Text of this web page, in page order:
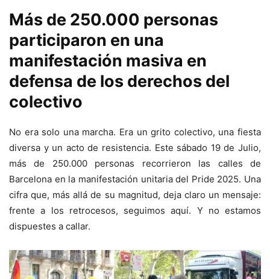
Más de 250.000 personas
participaron en una
manifestación masiva en
defensa de los derechos del
colectivo
No era solo una marcha. Era un grito colectivo, una fiesta
diversa y un acto de resistencia. Este sábado 19 de Julio,
más de 250.000 personas recorrieron las calles de
Barcelona en la manifestación unitaria del Pride 2025. Una
cifra que, más allá de su magnitud, deja claro un mensaje:
frente a los retrocesos, seguimos aquí. Y no estamos
dispuestes a callar.